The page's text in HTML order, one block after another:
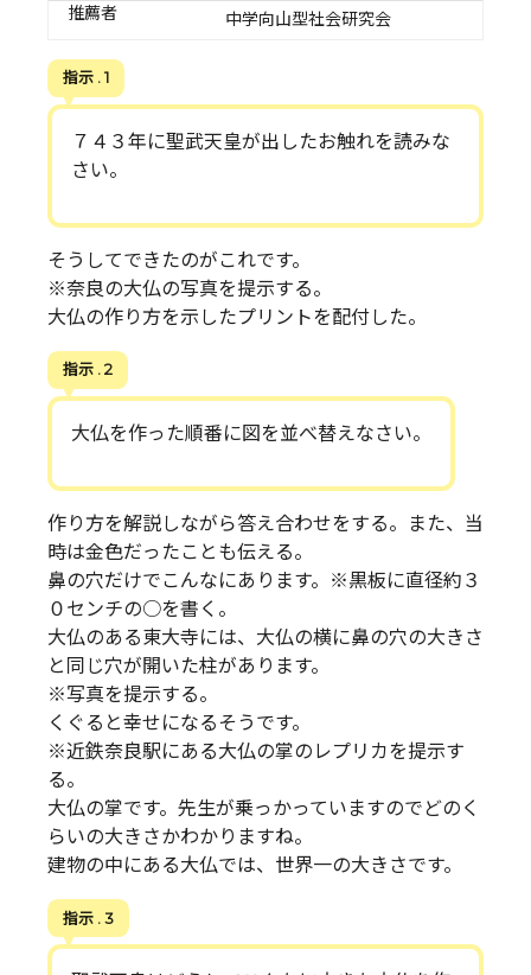
推薦者 中学向山型社会研究会
指示 . 1
７４３年に聖武天皇が出したお触れを読みな
さい。
そうしてできたのがこれです。
※奈良の大仏の写真を提示する。
大仏の作り方を示したプリントを配付した。
指示 . 2
大仏を作った順番に図を並べ替えなさい。
作り方を解説しながら答え合わせをする。また、当
時は金色だったことも伝える。
鼻の穴だけでこんなにあります。※黒板に直径約３
０センチの○を書く。
大仏のある東大寺には、大仏の横に鼻の穴の大きさ
と同じ穴が開いた柱があります。
※写真を提示する。
くぐると幸せになるそうです。
※近鉄奈良駅にある大仏の掌のレプリカを提示す
る。
大仏の掌です。先生が乗っかっていますのでどのく
らいの大きさかわかりますね。
建物の中にある大仏では、世界一の大きさです。
指示 . 3